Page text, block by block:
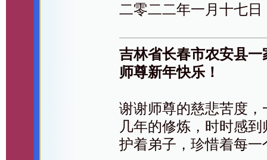
二零二二年一月十七日
吉林省长春市农安县
师尊新年快乐！
谢谢师尊的慈悲苦度
几年的修炼，时时感
护着弟子，珍惜着每